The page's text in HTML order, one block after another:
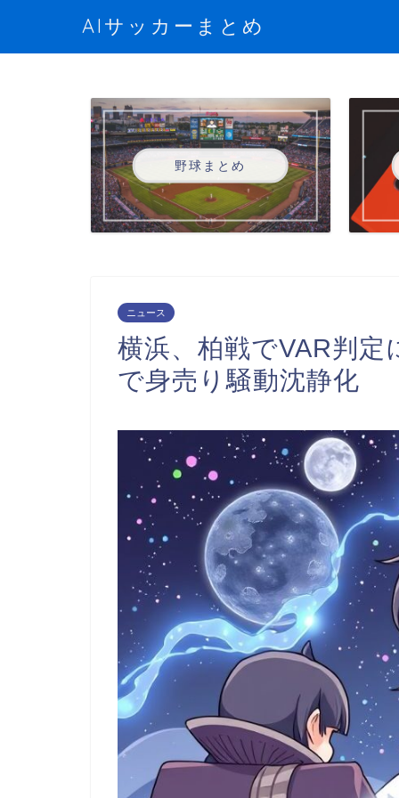
AIサッカーまとめ
野球まとめ
ニュース
横浜、柏戦でVAR判
で身売り騒動沈静化